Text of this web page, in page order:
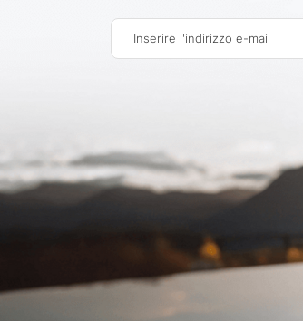
Inserire l'indirizzo e-mail